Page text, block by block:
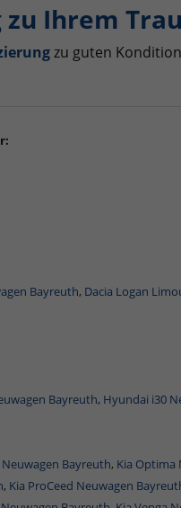
Ihrem
zu guten
Bayreuth, Dacia Logan
Bayreuth, Hyundai i30
Bayreuth, Kia Optima
, Kia ProCeed Neuwagen